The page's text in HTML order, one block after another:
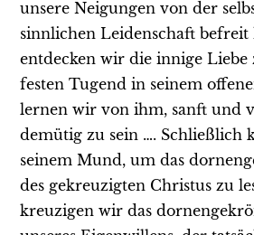
unsere Neigungen von der
sinnlichen Leidenschaft befreit
entdecken wir die innige
festen Tugend in seinem
lernen wir von ihm, sanft und
demütig zu sein …. Schließlich
seinem Mund, um das
des gekreuzigten Christus zu
kreuzigen wir das